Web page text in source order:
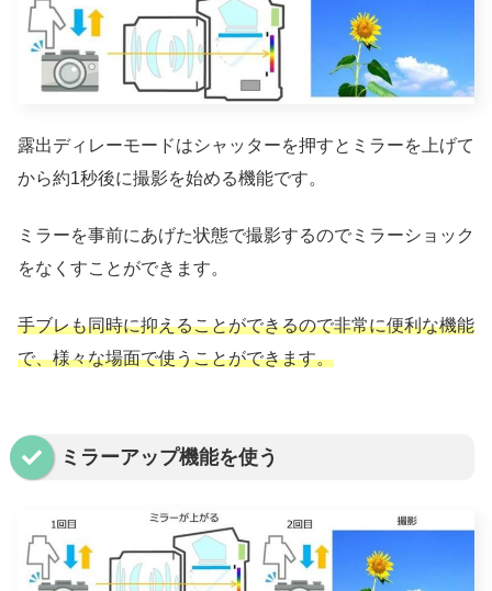
露出ディレーモードはシャッターを押すとミラーを上げて
から約1秒後に撮影を始める機能です。
ミラーを事前にあげた状態で撮影するのでミラーショック
をなくすことができます。
手ブレも同時に抑えることができるので非常に便利な機能
で、様々な場面で使うことができます。
ミラーアップ機能を使う